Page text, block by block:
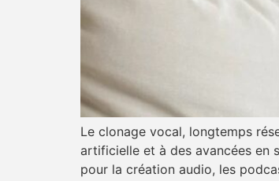
Le clonage vocal, longtemps
artificielle et à des avancées en
pour la création audio, les